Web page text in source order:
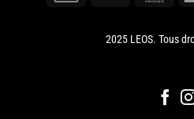
2025 LEOS. Tous